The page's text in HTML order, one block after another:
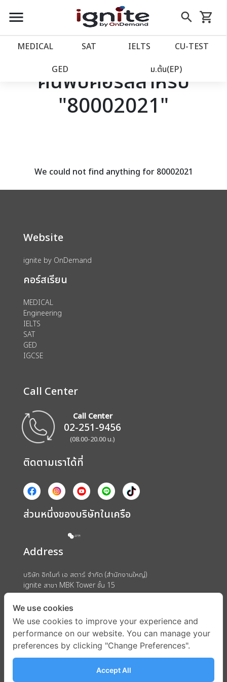
close
account_balance หน้าแรก
เว็บไซต์อิกไนท์
โปรโมชั่น
assignment ลงทะเบียน
menu search
Skip
to
shopping_cart
รถเข็น
MEDICAL SAT IELTS CU‑TEST
GED ม.ต้น(EP)
ค้นพบคอร์สสำหรับ
"80002021"
We could not find anything for 80002021
Website
ignite by OnDemand
คอร์สเรียน
MEDICAL
Engineering
IELTS
SAT
GED
IGCSE
Call Center
Call Center
02-251-9456
(08.00-20.00 น.)
ติดตามเราได้ที่
ส่วนหนึ่งของบริษัทในเครือ
Address
บริษัท อิกไนท์ เอ สตาร์ จำกัด (สำนักงานใหญ่)
ignite สาขา MBK Tower ชั้น 15
ถนนพญาไท แขวงวังใหม่ เขตปทุมวัน กรุงเทพมหานคร 10330
We use cookies
We use cookies to improve your experience and
performance on our website. You can manage your
preferences by clicking "Change Preferences".
Accept All